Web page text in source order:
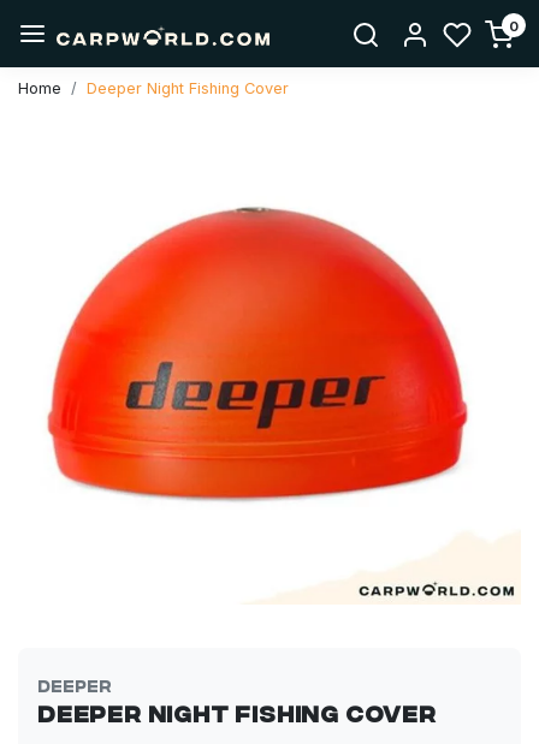
0
Home Deeper Night Fishing Cover
Deeper
Deeper Night Fishing Cover